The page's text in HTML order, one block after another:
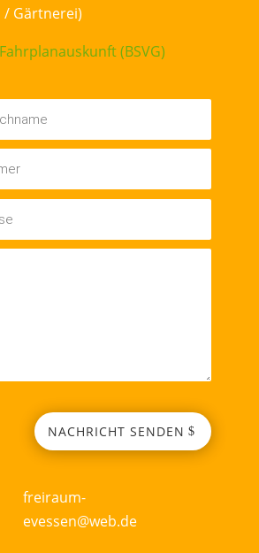
/ Gärtnerei)
(BSVG)
NACHRICHT SENDEN
freiraum-
evessen@web.de